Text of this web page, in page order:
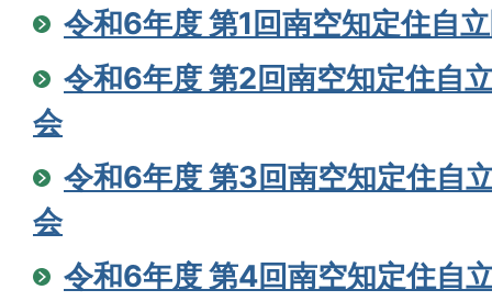
令和6年度 第1回南空知定住自
令和6年度 第2回南空知定住自
会
令和6年度 第3回南空知定住自
会
令和6年度 第4回南空知定住自